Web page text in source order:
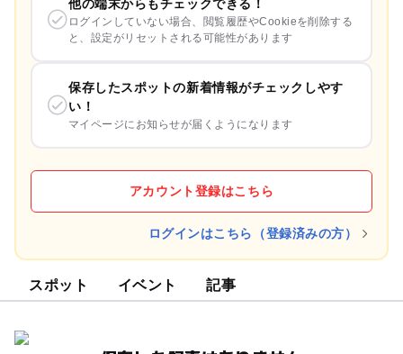
他の端末からもチェックできる！
ログインしていない場合、閲覧履歴やCookieを削除する
と、設定がリセットされる可能性があります
保存したスポットの新着情報がチェックしやす
い！
マイページにお知らせが届くようになります
アカウント登録はこちら
ログインはこちら（登録済みの方）
スポット イベント 記事